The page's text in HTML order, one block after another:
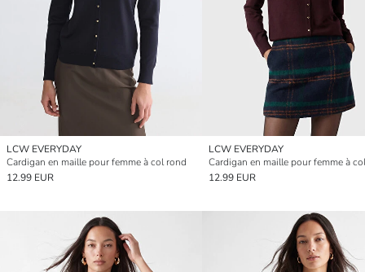
LCW EVERYDAY
Cardigan en maille pour femme à col rond
12.99 EUR
LCW EVERYDAY
Cardigan en maille pour femme à
12.99 EUR